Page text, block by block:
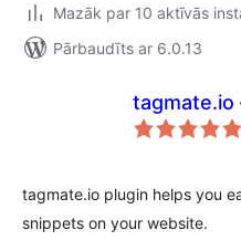
Mazāk par 10 aktīvās
Pārbaudīts ar 6.0.13
tagmate.io plugin helps you
snippets on your website.